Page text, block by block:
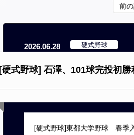
前
2026.06.28 硬式野球
[硬式野球] 石澤、101球完投初
[硬式野球]東都大学野球 春季